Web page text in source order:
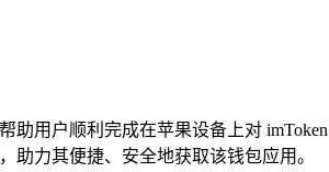
用户顺利完成在苹果设备上对
助力其便捷、安全地获取该钱包应用。